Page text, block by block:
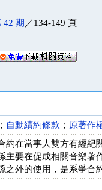
42 期 ／134-149 頁
； 自動續約條款 ； 原著作
約在當事人雙方有經紀
主要在促成相關音樂著
之外的使用，是系爭合